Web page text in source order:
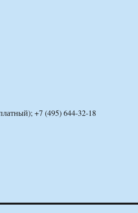
+7 (495) 644-32-18